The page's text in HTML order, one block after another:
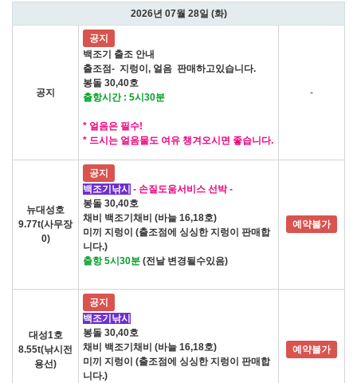
2026년 07월 28일 (화)
공지
공지
백조기 출조 안내
출조점- 지렁이, 얼음 판매하고있습니다.
봉돌 30,40호
출항시간 : 5시30분
* 얼음은 필수!
* 드시는 얼음물도 여유 챙겨오시면 좋습니다.
-
뉴대성호
9.77t(사무장
0)
공지
백조기낚시 - 손질도움서비스 선박 -
봉돌 30,40호
채비 백조기채비 (바늘 16,18호)
미끼 지렁이 (출조점에 싱싱한 지렁이 판매합
니다.)
출항 5시30분 (전날 변경될수있음)
예약불가
대성1호
8.55t(낚시전
용선)
공지
백조기낚시
봉돌 30,40호
채비 백조기채비 (바늘 16,18호)
미끼 지렁이 (출조점에 싱싱한 지렁이 판매합
니다.)
예약불가